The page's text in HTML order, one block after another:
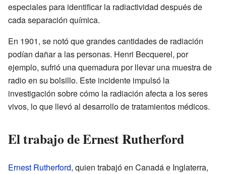
especiales para identificar la radiactividad después de
cada separación química.
En 1901, se notó que grandes cantidades de radiación
podían dañar a las personas. Henri Becquerel, por
ejemplo, sufrió una quemadura por llevar una muestra de
radio en su bolsillo. Este incidente impulsó la
investigación sobre cómo la radiación afecta a los seres
vivos, lo que llevó al desarrollo de tratamientos médicos.
El trabajo de Ernest Rutherford
Ernest Rutherford, quien trabajó en Canadá e Inglaterra,